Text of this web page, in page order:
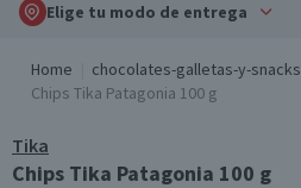
Elige tu modo de entrega
Home chocolates-galletas-y-snacks
Chips Tika Patagonia 100 g
Tika
Chips Tika Patagonia 100 g